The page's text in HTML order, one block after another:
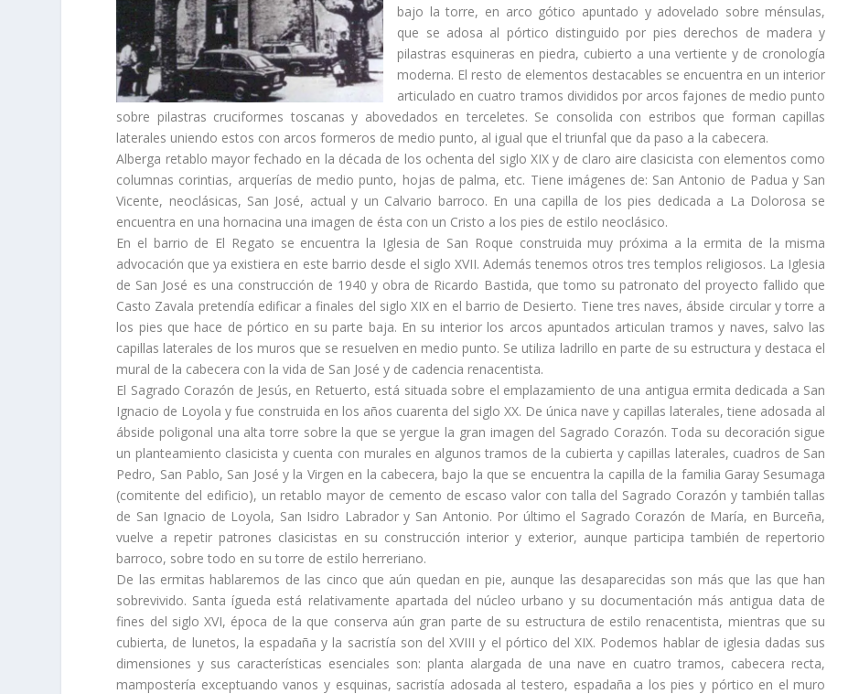
bajo la torre, en arco gótico apuntado y adovelado sobre ménsulas,
que se adosa al pórtico distinguido por pies derechos de madera y
pilastras esquineras en piedra, cubierto a una vertiente y de cronologí­a
moderna. El resto de elementos destacables se encuentra en un interior
articulado en cuatro tramos divididos por arcos fajones de medio punto
sobre pilastras cruciformes toscanas y abovedados en terceletes. Se consolida con estribos que forman capillas
laterales uniendo estos con arcos formeros de medio punto, al igual que el triunfal que da paso a la cabecera.
Alberga retablo mayor fechado en la década de los ochenta del siglo XIX y de claro aire clasicista con elementos como
columnas corintias, arquerí­as de medio punto, hojas de palma, etc. Tiene imágenes de: San Antonio de Padua y San
Vicente, neoclásicas, San José, actual y un Calvario barroco. En una capilla de los pies dedicada a La Dolorosa se
encuentra en una hornacina una imagen de ésta con un Cristo a los pies de estilo neoclásico.
En el barrio de El Regato se encuentra la Iglesia de San Roque construida muy próxima a la ermita de la misma
advocación que ya existiera en este barrio desde el siglo XVII. Además tenemos otros tres templos religiosos. La Iglesia
de San José es una construcción de 1940 y obra de Ricardo Bastida, que tomo su patronato del proyecto fallido que
Casto Zavala pretendí­a edificar a finales del siglo XIX en el barrio de Desierto. Tiene tres naves, ábside circular y torre a
los pies que hace de pórtico en su parte baja. En su interior los arcos apuntados articulan tramos y naves, salvo las
capillas laterales de los muros que se resuelven en medio punto. Se utiliza ladrillo en parte de su estructura y destaca el
mural de la cabecera con la vida de San José y de cadencia renacentista.
El Sagrado Corazón de Jesús, en Retuerto, está situada sobre el emplazamiento de una antigua ermita dedicada a San
Ignacio de Loyola y fue construida en los años cuarenta del siglo XX. De única nave y capillas laterales, tiene adosada al
ábside poligonal una alta torre sobre la que se yergue la gran imagen del Sagrado Corazón. Toda su decoración sigue
un planteamiento clasicista y cuenta con murales en algunos tramos de la cubierta y capillas laterales, cuadros de San
Pedro, San Pablo, San José y la Virgen en la cabecera, bajo la que se encuentra la capilla de la familia Garay Sesumaga
(comitente del edificio), un retablo mayor de cemento de escaso valor con talla del Sagrado Corazón y también tallas
de San Ignacio de Loyola, San Isidro Labrador y San Antonio. Por último el Sagrado Corazón de Marí­a, en Burceña,
vuelve a repetir patrones clasicistas en su construcción interior y exterior, aunque participa también de repertorio
barroco, sobre todo en su torre de estilo herreriano.
De las ermitas hablaremos de las cinco que aún quedan en pie, aunque las desaparecidas son más que las que han
sobrevivido. Santa ígueda está relativamente apartada del núcleo urbano y su documentación más antigua data de
fines del siglo XVI, época de la que conserva aún gran parte de su estructura de estilo renacentista, mientras que su
cubierta, de lunetos, la espadaña y la sacristí­a son del XVIII y el pórtico del XIX. Podemos hablar de iglesia dadas sus
dimensiones y sus caracterí­sticas esenciales son: planta alargada de una nave en cuatro tramos, cabecera recta,
mamposterí­a exceptuando vanos y esquinas, sacristí­a adosada al testero, espadaña a los pies y pórtico en el muro